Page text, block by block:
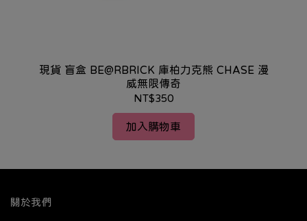
現貨 盲盒 BE@RBRICK 庫柏力克熊 CHASE 漫
威無限傳奇
NT$350
加入購物車
關於我們